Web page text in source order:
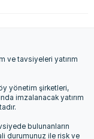
ve tavsiyeleri yatırım
yönetim şirketleri,
imzalanacak yatırım
bulunanların
durumunuz ile risk ve